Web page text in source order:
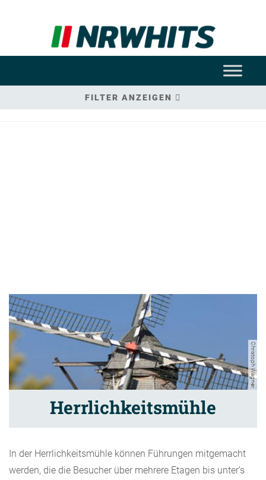
FILTER ANZEIGEN
Christoph Wagner
Herrlichkeitsmühle
In der Herrlichkeitsmühle können Führungen mitgemacht
werden, die die Besucher über mehrere Etagen bis unter’s